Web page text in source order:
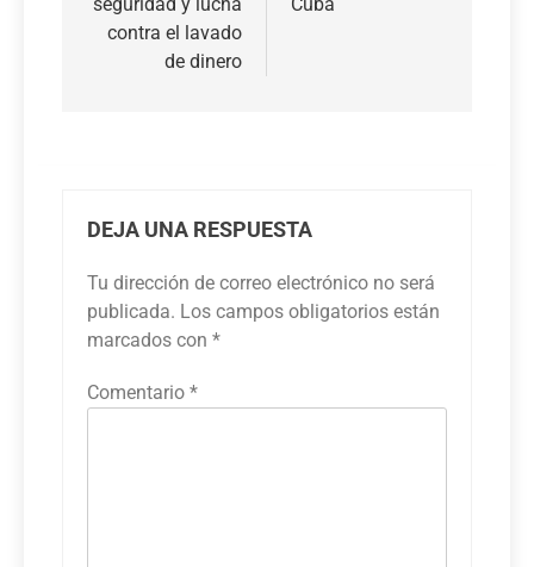
seguridad y lucha
contra el lavado
de dinero
Cuba
DEJA UNA RESPUESTA
Tu dirección de correo electrónico no será
publicada. Los campos obligatorios están
marcados con *
Comentario *